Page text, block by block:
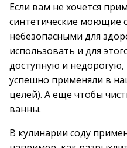
Если вам не хочется
синтетические моющие
небезопасными для
использовать и для
доступную и недорогую,
успешно применяли в
целей). А еще чтобы
ванны.
В кулинарии соду